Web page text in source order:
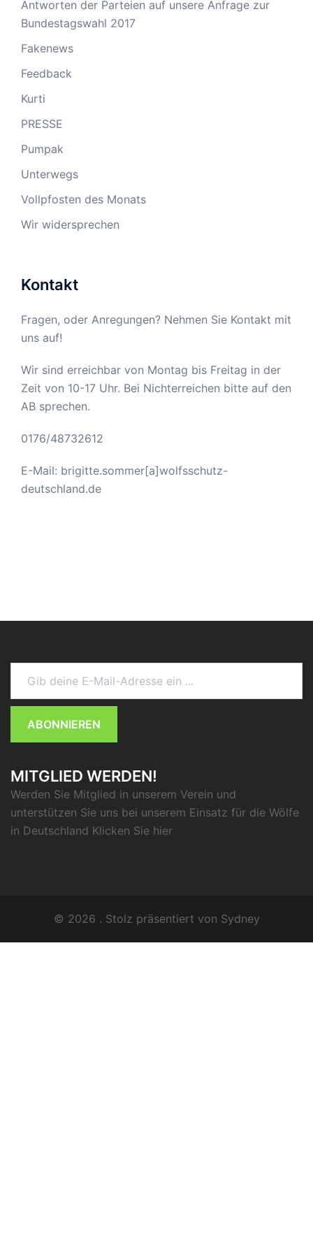
Antworten der Parteien auf unsere Anfrage zur
Bundestagswahl 2017
Fakenews
Feedback
Kurti
PRESSE
Pumpak
Unterwegs
Vollpfosten des Monats
Wir widersprechen
Kontakt
Fragen, oder Anregungen? Nehmen Sie Kontakt mit
uns auf!
Wir sind erreichbar von Montag bis Freitag in der
Zeit von 10-17 Uhr. Bei Nichterreichen bitte auf den
AB sprechen.
0176/48732612
E-Mail: brigitte.sommer[a]wolfsschutz-
deutschland.de
Gib deine E-Mail-Adresse ein ...
ABONNIEREN
MITGLIED WERDEN!
Werden Sie Mitglied in unserem Verein und
unterstützen Sie uns bei unserem Einsatz für die Wölfe
in Deutschland Klicken Sie hier
© 2026 . Stolz präsentiert von Sydney